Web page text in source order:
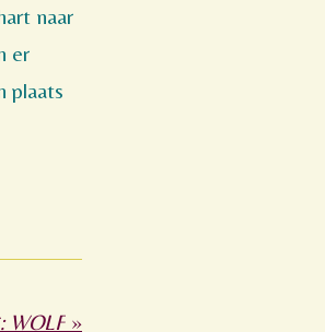
naar
er
plaats
WOLF »